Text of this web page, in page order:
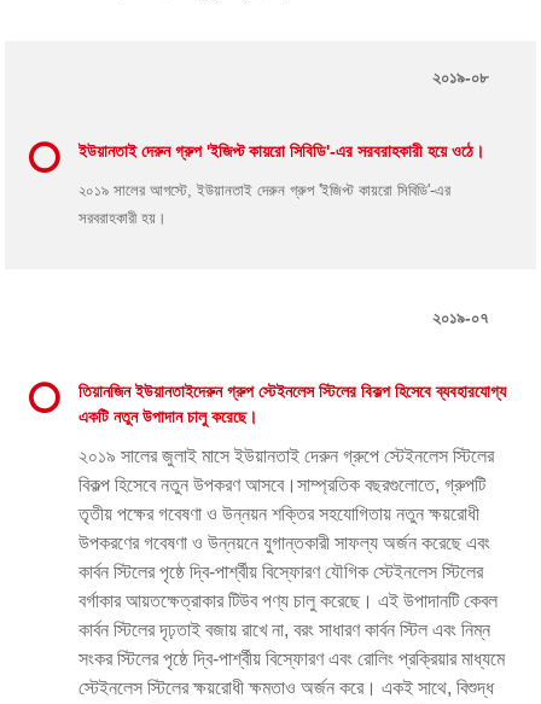
২০১৯-০৮
ইউয়ানতাই দেরুন গ্রুপ 'ইজিপ্ট কায়রো সিবিডি'-এর সরবরাহকারী হয়ে ওঠে।
২০১৯ সালের আগস্টে, ইউয়ানতাই দেরুন গ্রুপ 'ইজিপ্ট কায়রো সিবিডি'-এর
সরবরাহকারী হয়।
২০১৯-০৭
তিয়ানজিন ইউয়ানতাইদেরুন গ্রুপ স্টেইনলেস স্টিলের বিকল্প হিসেবে ব্যবহারযোগ্য
একটি নতুন উপাদান চালু করেছে।
২০১৯ সালের জুলাই মাসে ইউয়ানতাই দেরুন গ্রুপে স্টেইনলেস স্টিলের
বিকল্প হিসেবে নতুন উপকরণ আসবে।সাম্প্রতিক বছরগুলোতে, গ্রুপটি
তৃতীয় পক্ষের গবেষণা ও উন্নয়ন শক্তির সহযোগিতায় নতুন ক্ষয়রোধী
উপকরণের গবেষণা ও উন্নয়নে যুগান্তকারী সাফল্য অর্জন করেছে এবং
কার্বন স্টিলের পৃষ্ঠে দ্বি-পার্শ্বীয় বিস্ফোরণ যৌগিক স্টেইনলেস স্টিলের
বর্গাকার আয়তক্ষেত্রাকার টিউব পণ্য চালু করেছে। এই উপাদানটি কেবল
কার্বন স্টিলের দৃঢ়তাই বজায় রাখে না, বরং সাধারণ কার্বন স্টিল এবং নিম্ন
সংকর স্টিলের পৃষ্ঠে দ্বি-পার্শ্বীয় বিস্ফোরণ এবং রোলিং প্রক্রিয়ার মাধ্যমে
স্টেইনলেস স্টিলের ক্ষয়রোধী ক্ষমতাও অর্জন করে। একই সাথে, বিশুদ্ধ